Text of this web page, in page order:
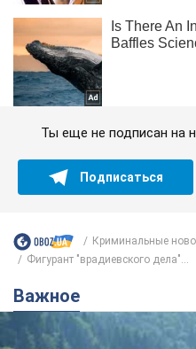
Ты еще не подписан на
Подписаться
Криминальные
Фигурант "врадиевского дела"...
Важное